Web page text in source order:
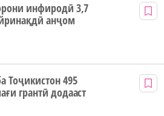
инфиродӣ 3,7
анҷом
Тоҷикистон 495
грантӣ додааст